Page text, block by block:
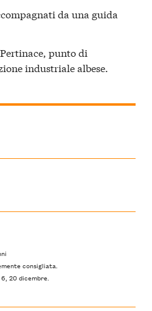
da una guida
punto di
industriale albese.
consigliata.
20 dicembre.